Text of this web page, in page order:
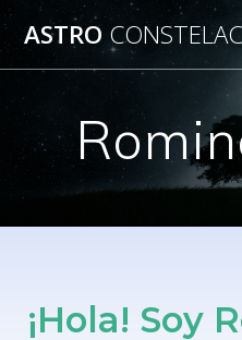
ASTRO
¡Hola! Soy